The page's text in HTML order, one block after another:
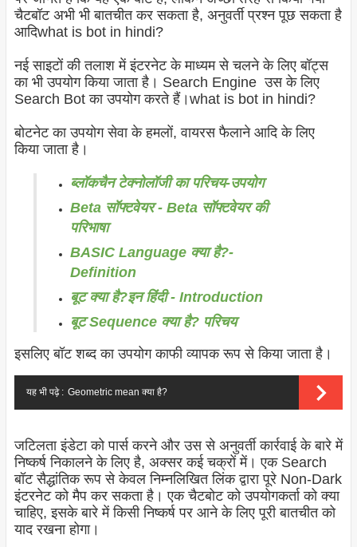
चैटबॉट अभी भी बातचीत कर सकता है, अनुवर्ती प्रश्न पूछ सकता है
आदिwhat is bot in hindi?
नई साइटों की तलाश में इंटरनेट के माध्यम से चलने के लिए बॉट्स
का भी उपयोग किया जाता है। Search Engine उस के लिए
Search Bot का उपयोग करते हैं।what is bot in hindi?
बोटनेट का उपयोग सेवा के हमलों, वायरस फैलाने आदि के लिए
किया जाता है।
ब्लॉकचैन टेक्नोलॉजी का परिचय-उपयोग
Beta सॉफ्टवेयर - Beta सॉफ्टवेयर की
परिभाषा
BASIC Language क्या है?-
Definition
बूट क्या है?इन हिंदी - Introduction
बूट Sequence क्या है? परिचय
इसलिए बॉट शब्द का उपयोग काफी व्यापक रूप से किया जाता है।
यह भी पढ़े : Geometric mean क्या है?
जटिलता इंडेटा को पार्स करने और उस से अनुवर्ती कार्रवाई के बारे में
निष्कर्ष निकालने के लिए है, अक्सर कई चक्रों में। एक Search
बॉट सैद्धांतिक रूप से केवल निम्नलिखित लिंक द्वारा पूरे Non-Dark
इंटरनेट को मैप कर सकता है। एक चैटबोट को उपयोगकर्ता को क्या
चाहिए, इसके बारे में किसी निष्कर्ष पर आने के लिए पूरी बातचीत को
याद रखना होगा।